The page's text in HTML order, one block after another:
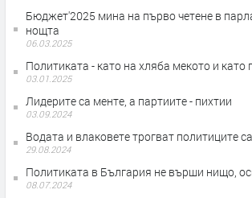
Бюджет'2025 мина на първо четене в
нощта
06.03.2025
Политиката - като на хляба мекото и като
03.01.2025
Лидерите са менте, а партиите - пихтии
03.09.2024
Водата и влаковете трогват политиците
29.08.2024
Политиката в България не върши нищо,
08.07.2024